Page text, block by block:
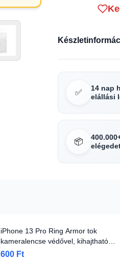
✅
14 nap
elállási
📦
iPhone 13 Pro Ring Armor tok
kameralencse védővel, kihajtható
támasszal, kártyatartóval ezüst (ip-
600 Ft